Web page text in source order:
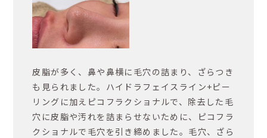
皮脂が多く、鼻や鼻横に毛穴の詰まり、ざらつき
も見られました。ハイドラフェイスライン+ピー
リングに加えピコフラクショナルで、除去した毛
穴に皮脂や汚れを詰まらせないために、ピコフラ
クショナルで毛穴を引き締めました。毛穴、ざら